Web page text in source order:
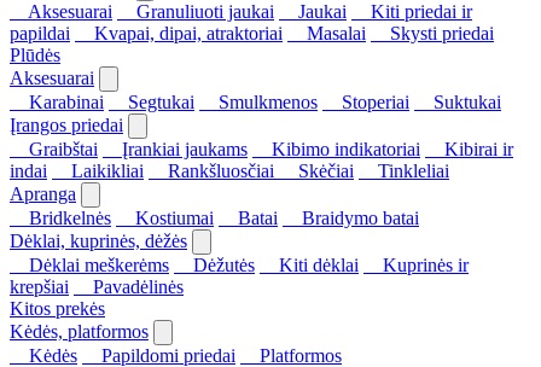
Aksesuarai
Granuliuoti jaukai Jaukai
Kiti priedai ir
papildai
Kvapai, dipai, atraktoriai Masalai
Skysti priedai
Plūdės
Aksesuarai
Karabinai
Segtukai Smulkmenos Stoperiai
Suktukai
Įrangos priedai
Graibštai
Įrankiai jaukams Kibimo indikatoriai
Kibirai ir
indai
Laikikliai Rankšluosčiai Skėčiai
Tinkleliai
Apranga
Bridkelnės
Kostiumai Batai
Braidymo batai
Dėklai, kuprinės, dėžės
Dėklai meškerėms
Dėžutės Kiti dėklai
Kuprinės ir
krepšiai
Pavadėlinės
Kitos prekės
Kėdės, platformos
Kėdės
Papildomi priedai
Platformos